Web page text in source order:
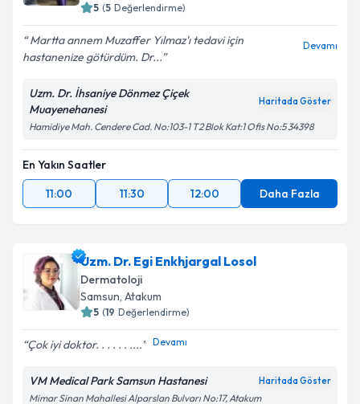
5 (5 Değerlendirme)
Martta annem Muzaffer Yılmaz'ı tedavi için
hastanenize götürdüm. Dr...
Devamı
Uzm. Dr. İhsaniye Dönmez Çiçek
Muayenehanesi
Haritada Göster
Hamidiye Mah. Cendere Cad. No:103-1 T2 Blok Kat:1 Ofis No:5 34398
En Yakın Saatler
11:00
11:30 12:00 Daha Fazla
Uzm. Dr. Egi Enkhjargal Losol
Dermatoloji
Samsun, Atakum
5 (19 Değerlendirme)
Çok iyi doktor. . . . . . .... Devamı
VM Medical Park Samsun Hastanesi Haritada Göster
Mimar Sinan Mahallesi Alparslan Bulvarı No:17, Atakum